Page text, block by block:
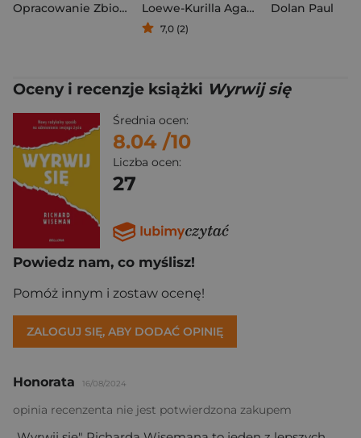
Opracowanie Zbiorowe
Loewe-Kurilla Agata
Kucewicz
7,0 (2)
Dolan Paul
Oceny i recenzje książki Wyrwij się
Średnia ocen:
8.04 /10
Liczba ocen:
27
Powiedz nam, co myślisz!
Pomóż innym i zostaw ocenę!
ZALOGUJ SIĘ, ABY DODAĆ OPINIĘ
Honorata 16/08/2024
opinia recenzenta nie jest potwierdzona zakupem